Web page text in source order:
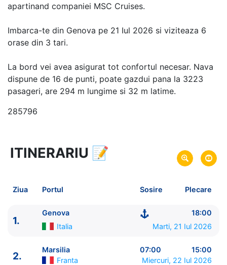
apartinand companiei MSC Cruises.
Imbarca-te din Genova pe 21 Iul 2026 si viziteaza 6
orase din 3 tari.
La bord vei avea asigurat tot confortul necesar. Nava
dispune de 16 de punti, poate gazdui pana la 3223
pasageri, are 294 m lungime si 32 m latime.
285796
8 zile vacanta de croaziera in
Marea Mediterana de Vest -
Plecare pe 21 Iul 2026 din Genova, Italia
MSC Cruises
ITINERARIU 📝
Ziua Portul Sosire Plecare
1.
Genova
18:00
Italia
Marti, 21 Iul 2026
2.
Marsilia 07:00
15:00
Franta
Miercuri, 22 Iul 2026